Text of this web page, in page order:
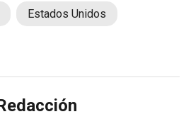
Estados Unidos